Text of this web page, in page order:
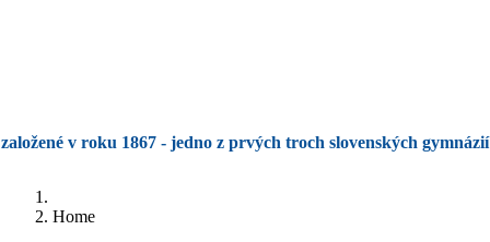
založené v roku 1867 - jedno z prvých troch slovenských gymnázií
Home